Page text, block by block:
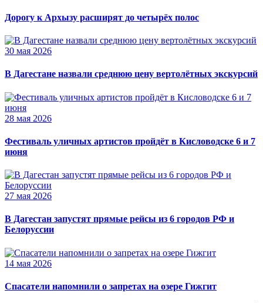
Дорогу к Архызу расширят до четырёх полос
30 мая 2026
В Дагестане назвали среднюю цену вертолётных экскурсий
28 мая 2026
Фестиваль уличных артистов пройдёт в Кисловодске 6 и 7
июня
27 мая 2026
В Дагестан запустят прямые рейсы из 6 городов РФ и
Белоруссии
14 мая 2026
Спасатели напомнили о запретах на озере Гижгит